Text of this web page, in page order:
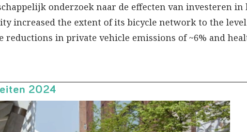
onderzoek naar de effecten van investeren
increased the extent of its bicycle network to the
reductions in private vehicle emissions of ~6% and
2024